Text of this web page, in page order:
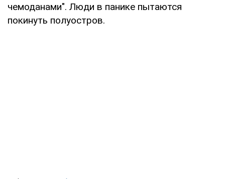
чемоданами". Люди в панике пытаются
покинуть полуостров.